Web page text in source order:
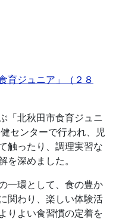
育ジュニア」（２８
「北秋田市食育ジュニ
センターで行われ、児
触ったり、調理実習な
を深めました。
一環として、食の豊か
関わり、楽しい体験活
りよい食習慣の定着を